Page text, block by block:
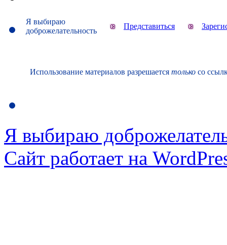
Я выбираю
доброжелательность
Представиться
Использование материалов разрешается только со
Я выбираю
Сайт работает на